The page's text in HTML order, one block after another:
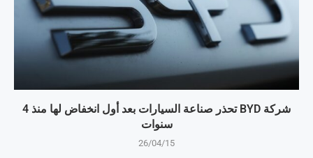
شركة BYD تحذر صناعة السيارات بعد أول انخفاض لها منذ 4
سنوات
26/04/15